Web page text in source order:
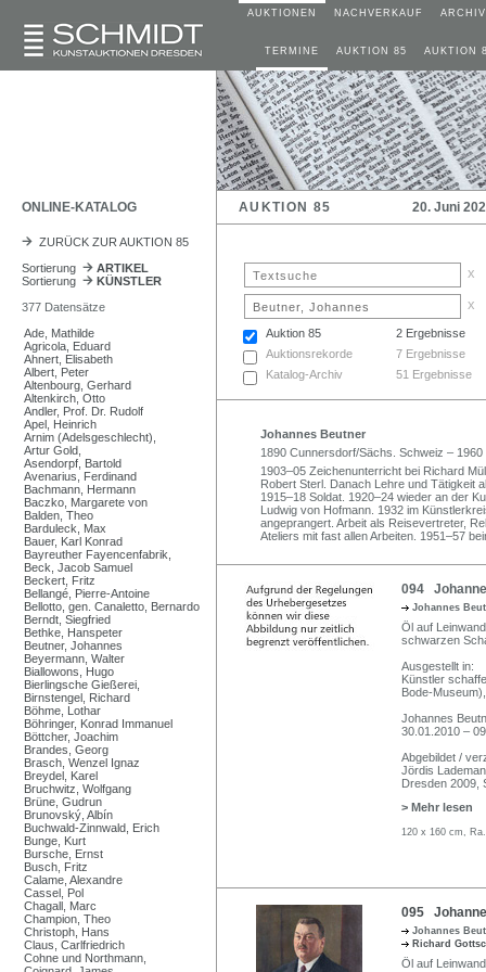
AUKTIONEN NACHVERKAUF ARCHIV
TERMINE AUKTION 85 AUKTION
ONLINE-KATALOG AUKTION 85 20. Juni
ZURÜCK ZUR AUKTION 85
Sortierung
ARTIKEL
Sortierung
KÜNSTLER
377 Datensätze
Ade, Mathilde
Agricola, Eduard
Ahnert, Elisabeth
Albert, Peter
Altenbourg, Gerhard
Altenkirch, Otto
Andler, Prof. Dr. Rudolf
Apel, Heinrich
Arnim (Adelsgeschlecht),
Artur Gold,
Asendorpf, Bartold
Avenarius, Ferdinand
Bachmann, Hermann
Baczko, Margarete von
Balden, Theo
Barduleck, Max
Bauer, Karl Konrad
Bayreuther Fayencenfabrik,
Beck, Jacob Samuel
Beckert, Fritz
Bellangé, Pierre-Antoine
Bellotto, gen. Canaletto, Bernardo
Berndt, Siegfried
Bethke, Hanspeter
Beutner, Johannes
Beyermann, Walter
Biallowons, Hugo
Bierlingsche Gießerei,
Birnstengel, Richard
Böhme, Lothar
Böhringer, Konrad Immanuel
Böttcher, Joachim
Brandes, Georg
Brasch, Wenzel Ignaz
Breydel, Karel
Bruchwitz, Wolfgang
Brüne, Gudrun
Brunovský, Albín
Buchwald-Zinnwald, Erich
Bunge, Kurt
Bursche, Ernst
Busch, Fritz
Calame, Alexandre
Cassel, Pol
Chagall, Marc
Champion, Theo
Christoph, Hans
Claus, Carlfriedrich
Cohne und Northmann,
x
x
Auktion 85
2 Ergebnisse
Auktionsrekorde
7 Ergebnisse
Katalog-Archiv
51 Ergebnisse
Johannes Beutner
1890 Cunnersdorf/Sächs. Schweiz –
1903–05 Zeichenunterricht bei Richard
Robert Sterl. Danach Lehre und Tätigkeit
1915–18 Soldat. 1920–24 wieder an der
Ludwig von Hofmann. 1932 im
angeprangert. Arbeit als Reisevertreter,
Ateliers mit fast allen Arbeiten. 1951–57
094
Johannes
Öl auf
schwarzen
Ausgestellt in:
Künstler
Bode-
Johannes
30.01.2010 –
Abgebildet /
Jördis
Dresden 2009,
> Mehr lesen
120 x 160 cm,
095
Johannes
Richard
Öl auf